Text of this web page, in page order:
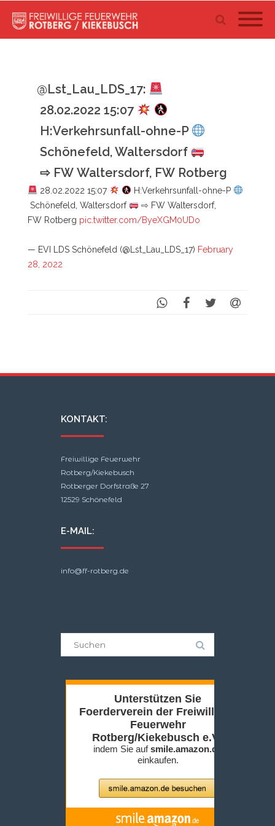
@Lst_Lau_LDS_17:
28.02.2022 15:07
H:Verkehrsunfall-ohne-P
Schönefeld, Waltersdorf
⇨ FW Waltersdorf, FW Rotberg
28.02.2022 15:07
H:Verkehrsunfall-ohne-P
Schönefeld, Waltersdorf
⇨ FW Waltersdorf,
FW Rotberg pic.twitter.com/ByeXGM0UDo
— EVI LDS Schönefeld (@Lst_Lau_LDS_17) February
28, 2022
KONTAKT:
Freiwillige Feuerwehr
Rotberg/Kiekebusch
Rotberger Dorfstraße 27
12529 Schönefeld
E-MAIL:
info@ff-rotberg.de